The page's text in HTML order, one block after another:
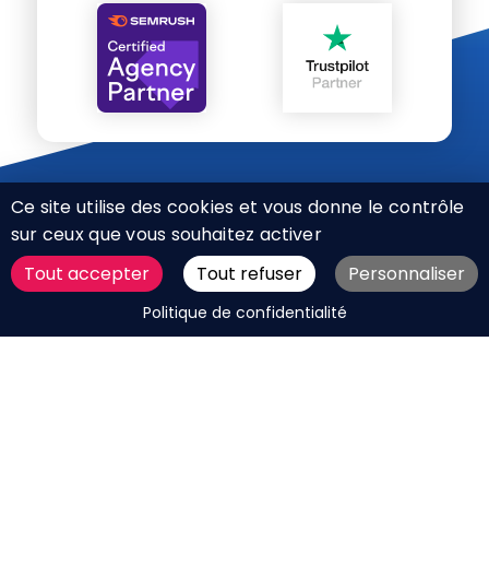
DEMANDER UN DEVIS
CHARTE RÉSEAUX SOCIAUX
MENTIONS LÉGALES
Ce site utilise des cookies et vous donne le contrôle
sur ceux que vous souhaitez activer
Tout accepter
Tout refuser Personnaliser
Politique de confidentialité